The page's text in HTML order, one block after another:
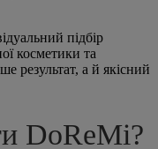
підбір
косметики та
результат, а й якісний
DoReMi?